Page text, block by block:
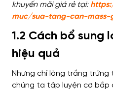
khuyến mãi giá rẻ tại:
muc/sua-tang-can-mass-
1.2 Cách bổ sung
hiệu quả
Nhưng chỉ lòng trắng trứng
chúng ta tập luyện cơ bắp